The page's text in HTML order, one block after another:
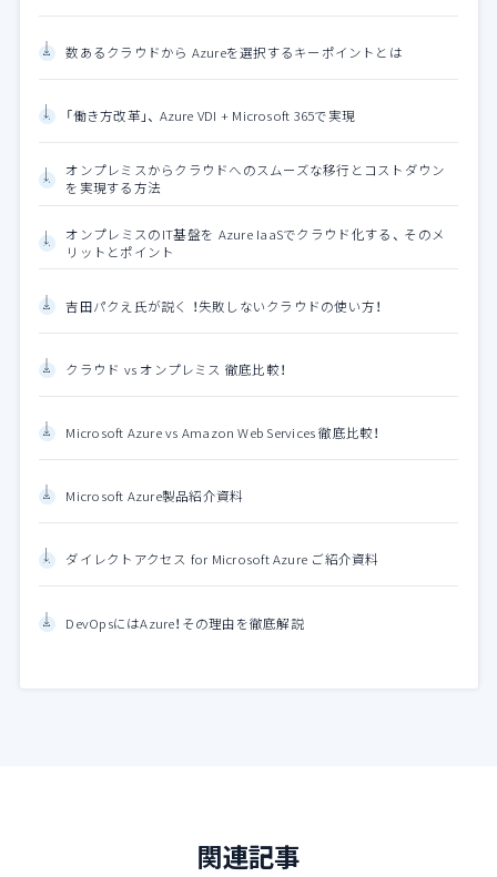
数あるクラウドから Azureを選択するキーポイントとは
「働き方改革」、 Azure VDI + Microsoft 365で実現
オンプレミスからクラウドへのスムーズな移行とコストダウン
を実現する方法
オンプレミスのIT基盤を Azure IaaSでクラウド化する、 そのメ
リットとポイント
吉田パクえ氏が説く ！失敗しないクラウドの使い方！
クラウド vs オンプレミス 徹底比較！
Microsoft Azure vs Amazon Web Services 徹底比較！
Microsoft Azure製品紹介資料
ダイレクトアクセス for Microsoft Azure ご紹介資料
DevOpsにはAzure！その理由を徹底解説
関連記事